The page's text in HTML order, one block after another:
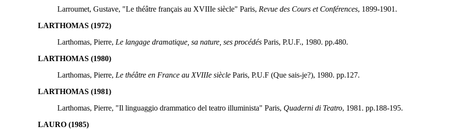
Larroumet, Gustave, "Le théâtre français au XVIIIe siècle" Paris, Revue des Cours et Conférences, 1899-1901.
LARTHOMAS (1972)
Larthomas, Pierre, Le langage dramatique, sa nature, ses procédésParis, P.U.F., 1980. pp.480.
LARTHOMAS (1980)
Larthomas, Pierre, Le théâtre en France au XVIIIe siècleParis, P.U.F (Que sais-je?), 1980. pp.127.
LARTHOMAS (1981)
Larthomas, Pierre, "Il linguaggio drammatico del teatro illuminista" Paris, Quaderni di Teatro, 1981. pp.188-195.
LAURO (1985)